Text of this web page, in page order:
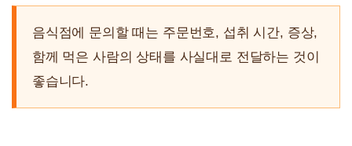
음식점에 문의할 때는 주문번호, 섭취 시간, 증상,
함께 먹은 사람의 상태를 사실대로 전달하는 것이
좋습니다.